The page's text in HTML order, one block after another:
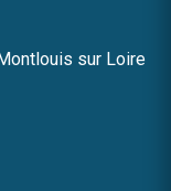
sur Loire